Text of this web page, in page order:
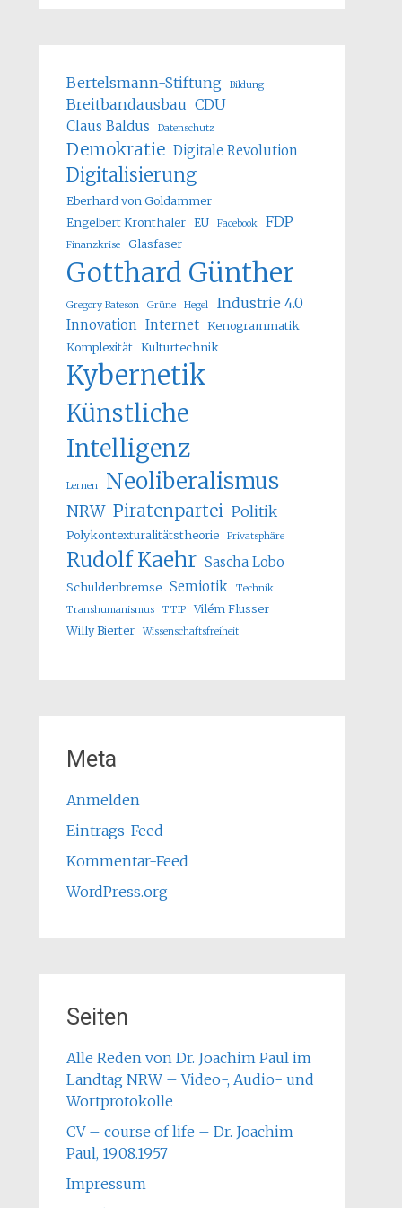
Bertelsmann-Stiftung Bildung
Breitbandausbau CDU
Claus Baldus Datenschutz
Demokratie Digitale Revolution
Digitalisierung
Eberhard von Goldammer
Engelbert Kronthaler EU Facebook FDP
Finanzkrise Glasfaser
Gotthard Günther
Gregory Bateson Grüne Hegel Industrie 4.0
Innovation Internet Kenogrammatik
Komplexität Kulturtechnik
Kybernetik
Künstliche
Intelligenz
Lernen Neoliberalismus
NRW Piratenpartei Politik
Polykontexturalitätstheorie Privatsphäre
Rudolf Kaehr Sascha Lobo
Schuldenbremse Semiotik
Technik
Transhumanismus
TTIP
Vilém Flusser
Willy Bierter
Wissenschaftsfreiheit
Meta
Anmelden
Eintrags-Feed
Kommentar-Feed
WordPress.org
Seiten
Alle Reden von Dr. Joachim Paul im
Landtag NRW – Video-, Audio- und
Wortprotokolle
CV – course of life – Dr. Joachim
Paul, 19.08.1957
Impressum